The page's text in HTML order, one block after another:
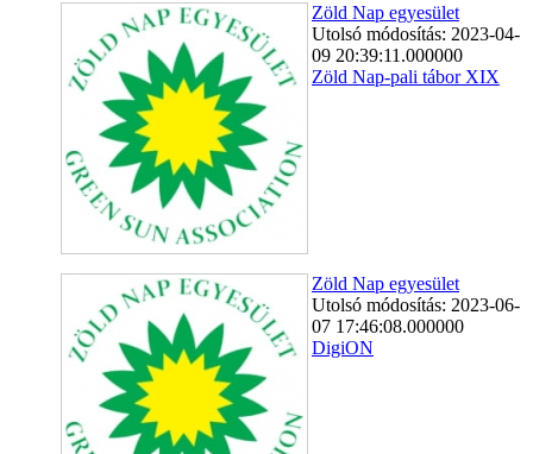
Zöld Nap egyesület
Utolsó módosítás: 2023-04-
09 20:39:11.000000
Zöld Nap-pali tábor XIX
Zöld Nap egyesület
Utolsó módosítás: 2023-06-
07 17:46:08.000000
DigiON